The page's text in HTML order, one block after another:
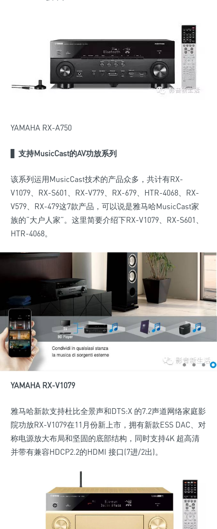
YAMAHA RX-A750
支持MusicCast的AV功放系列
该系列运用MusicCast技术的产品众多，共计有RX-
V1079、RX-S601、RX-V779、RX-679、HTR-4068、RX-
V579、RX-479这7款产品，可以说是雅马哈MusicCast家
族的“大户人家”。这里简要介绍下RX-V1079、RX-S601、
HTR-4068。
YAMAHA RX-V1079
雅马哈新款支持杜比全景声和DTS:X 的7.2声道网络家庭影
院功放RX-V1079在11月份新上市，拥有新款ESS DAC、对
称电源放大布局和坚固的底部结构，同时支持4K 超高清
并带有兼容HDCP2.2的HDMI 接口(7进/2出)。